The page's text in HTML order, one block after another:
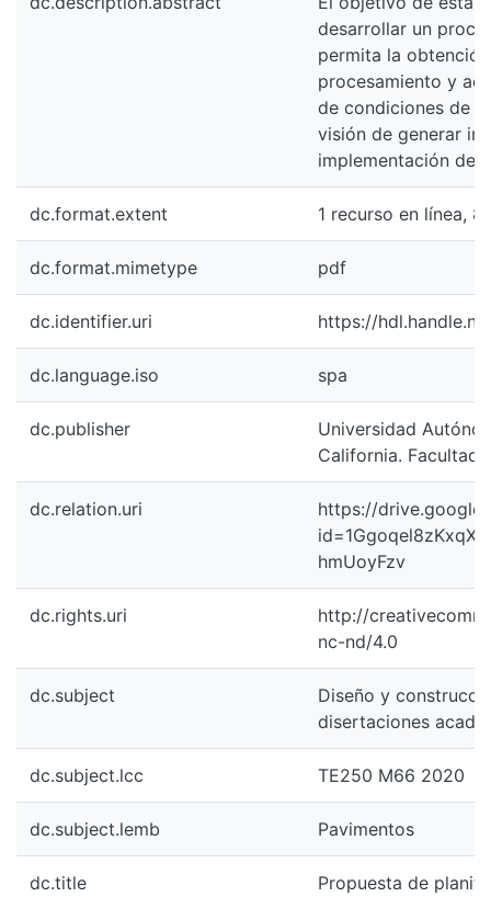
desarrollar un
permita la
procesamiento y
de condiciones de
visión de generar
implementación de
dc.format.extent 1 recurso en línea,
dc.format.mimetype pdf
dc.identifier.uri https://
dc.language.iso spa
dc.publisher
Universidad
California. Facultad
dc.relation.uri
https://
hmUoyFzv
dc.rights.uri
http://
nc-nd/4.0
dc.subject
Diseño y
disertaciones
dc.subject.lcc TE250 M66 2020
dc.subject.lemb Pavimentos
dc.title
Propuesta de